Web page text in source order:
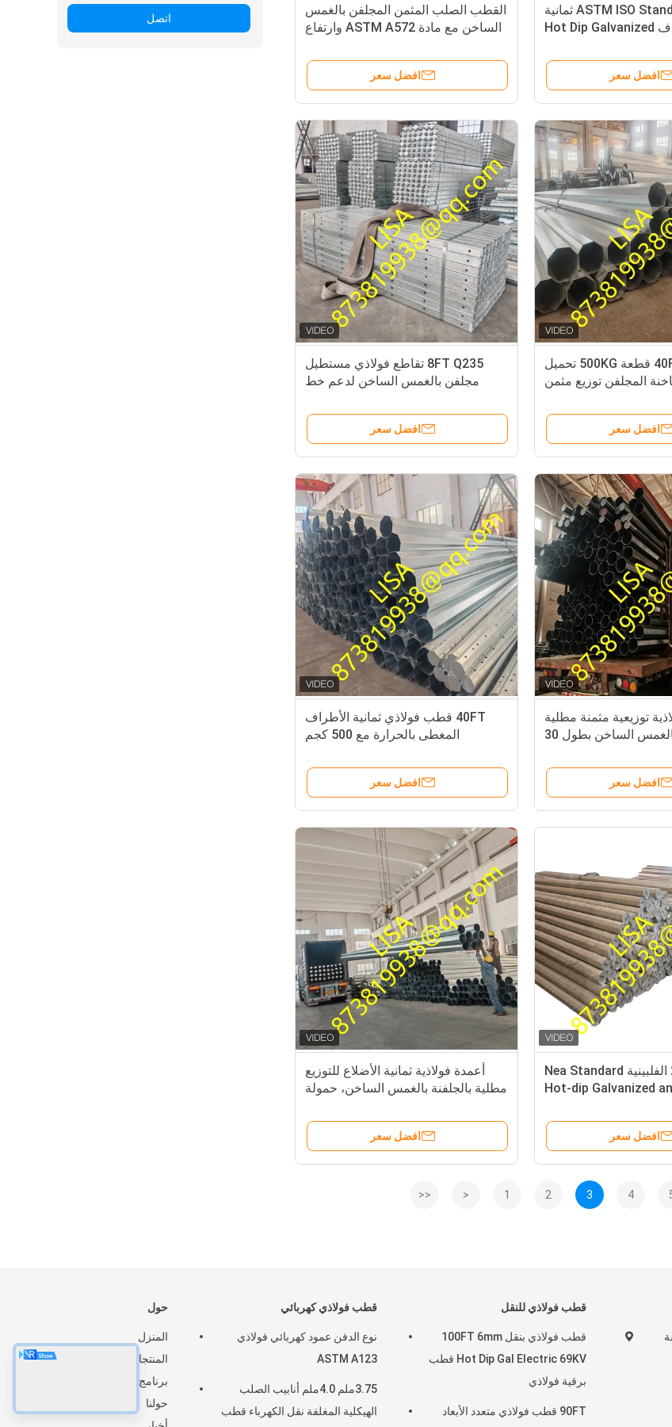
اتصل
القطب الصلب المثمن المجلفن بالغمس
الساخن مع مادة ASTM A572 وارتفاع
افضل سعر
ASTM ISO Standard 3mm ثمانية
الأطراف Hot Dip Galvanized
و 86 ميكرون
افضل سعر
8FT Q235 تقاطع فولاذي مستطيل
مجلفن بالغمس الساخن لدعم خط
افضل سعر
40FT 12.192M 1 قطعة 500KG تحميل
المجلفن توزيع مثمن
افضل سعر
40FT قطب فولاذي ثمانية الأطراف
المغطى بالحرارة مع 500 كجم
افضل سعر
توزيعية مثمنة مطلية
بالجلفنة بالغمس الساخن بطول 30
افضل سعر
أعمدة فولاذية ثمانية الأضلاع للتوزيع
مطلية بالجلفنة بالغمس الساخن، حمولة
افضل سعر
25FT 2.5mm الفلبينية Nea Standard
Hot-dip Galvanized
Q355B مع حمولة 300KGF لخط توزيع
افضل سعر
<< < 1 2 3 4
حول
المنزل
المنتجات
برنامج VR
حولنا
قطب فولاذي كهربائي
نوع الدفن عمود كهربائي فولاذي
ASTM A123
3.75ملم 4.0ملم أنابيب الصلب
الهيكلية المغلفة نقل الكهرباء قطب
قطب فولاذي للنقل
قطب فولاذي بنقل 100FT 6mm
Hot Dip Gal Electric 69KV قطب
برقية فولاذي
90FT قطب فولاذي متعدد الأبعاد